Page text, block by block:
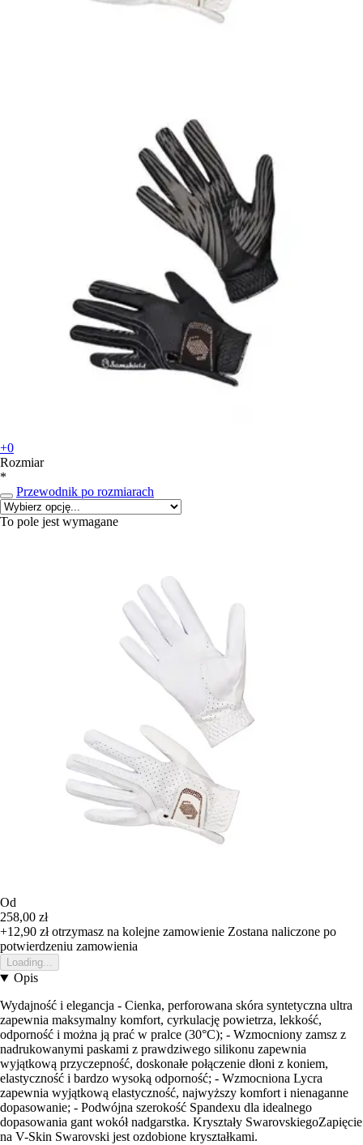
+0
Rozmiar
*
Przewodnik po rozmiarach
To pole jest wymagane
Od
258,00 zł
+12,90 złotrzymasz na kolejne zamowienie Zostana naliczone po
potwierdzeniu zamowienia
Loading...
Opis
Wydajność i elegancja - Cienka, perforowana skóra syntetyczna ultra
zapewnia maksymalny komfort, cyrkulację powietrza, lekkość,
odporność i można ją prać w pralce (30°C); - Wzmocniony zamsz z
nadrukowanymi paskami z prawdziwego silikonu zapewnia
wyjątkową przyczepność, doskonałe połączenie dłoni z koniem,
elastyczność i bardzo wysoką odporność; - Wzmocniona Lycra
zapewnia wyjątkową elastyczność, najwyższy komfort i nienaganne
dopasowanie; - Podwójna szerokość Spandexu dla idealnego
dopasowania gant wokół nadgarstka. Kryształy SwarovskiegoZapięcie
na V-Skin Swarovski jest ozdobione kryształkami.